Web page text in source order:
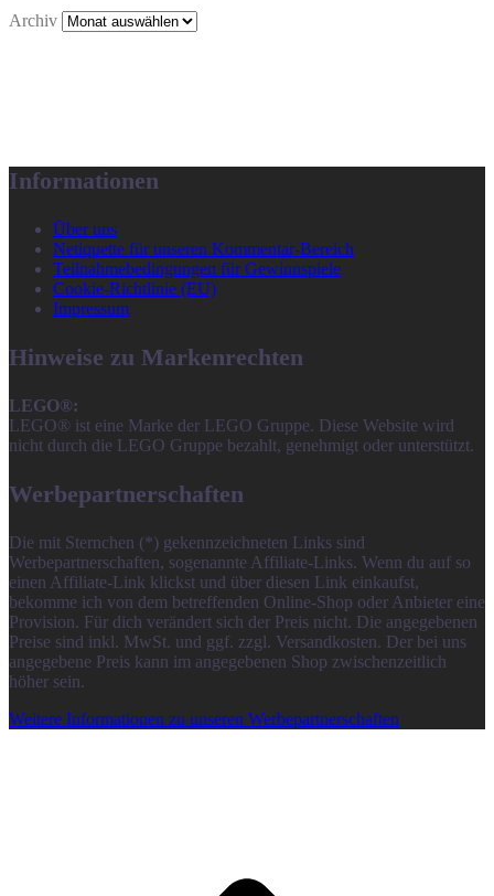
Archiv
Informationen
Über uns
Netiquette für unseren Kommentar-Bereich
Teilnahmebedingungen für Gewinnspiele
Cookie-Richtlinie (EU)
Impressum
Hinweise zu Markenrechten
LEGO®:
LEGO® ist eine Marke der LEGO Gruppe. Diese Website wird
nicht durch die LEGO Gruppe bezahlt, genehmigt oder unterstützt.
Werbepartnerschaften
Die mit Sternchen (*) gekennzeichneten Links sind
Werbepartnerschaften, sogenannte Affiliate-Links. Wenn du auf so
einen Affiliate-Link klickst und über diesen Link einkaufst,
bekomme ich von dem betreffenden Online-Shop oder Anbieter eine
Provision. Für dich verändert sich der Preis nicht. Die angegebenen
Preise sind inkl. MwSt. und ggf. zzgl. Versandkosten. Der bei uns
angegebene Preis kann im angegebenen Shop zwischenzeitlich
höher sein.
Weitere Informationen zu unseren Werbepartnerschaften